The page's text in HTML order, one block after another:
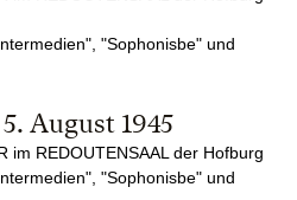
"Sophonisbe" und
August 1945
im REDOUTENSAAL der Hofburg
"Sophonisbe" und